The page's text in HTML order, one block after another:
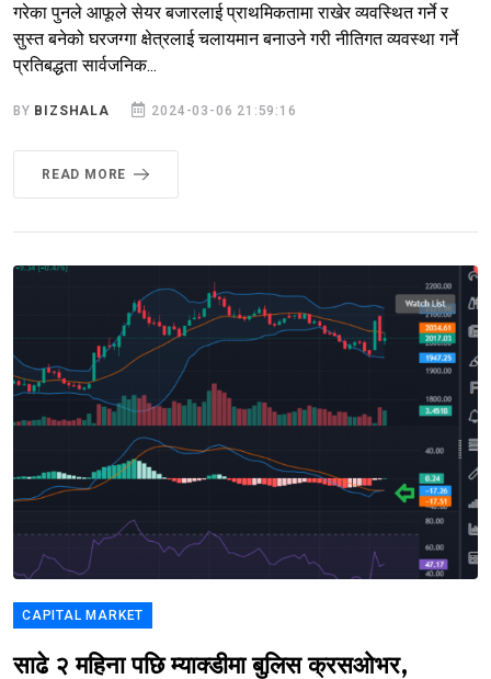
गरेका पुनले आफूले सेयर बजारलाई प्राथमिकतामा राखेर व्यवस्थित गर्ने र
सुस्त बनेको घरजग्गा क्षेत्रलाई चलायमान बनाउने गरी नीतिगत व्यवस्था गर्ने
प्रतिबद्धता सार्वजनिक...
BY BIZSHALA 2024-03-06 21:59:16
READ MORE
CAPITAL MARKET
साढे २ महिना पछि म्याक्डीमा बुलिस क्रसओभर,